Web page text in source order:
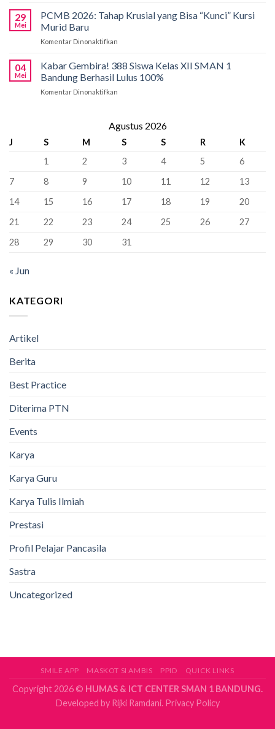
Biology
Kuota
Khusus
Sekolah
Penyangga
Semangat
Pancasila
Bandung:
Pancasila
Dunia!
29
Mei
PCMB 2026: Tahap Krusial yang Bisa “Kunci” Kursi
Murid Baru
Komentar Dinonaktifkan
2026:
Tahap
Krusial
Kursi
Baru
04
Mei
Kabar Gembira! 388 Siswa Kelas XII SMAN 1
Bandung Berhasil Lulus 100%
Komentar Dinonaktifkan
388
Siswa
Kelas
SMAN
Bandung
Lulus
100%
Agustus 2026
J S M S S R
K
1
2 3 4 5
6
7
8 9 10 11 12
13
14
15 16 17 18 19
20
21
22 23 24 25 26
27
28
29 30 31
« Jun
KATEGORI
Artikel
Berita
Best Practice
Diterima PTN
Events
Karya
Karya Guru
Karya Tulis Ilmiah
Prestasi
Profil Pelajar Pancasila
Sastra
Uncategorized
SMILE APP MASKOT SI AMBIS PPID QUICK LINKS
Copyright 2026 © HUMAS & ICT CENTER SMAN 1 BANDUNG.
Developed byRijki Ramdani.Privacy Policy